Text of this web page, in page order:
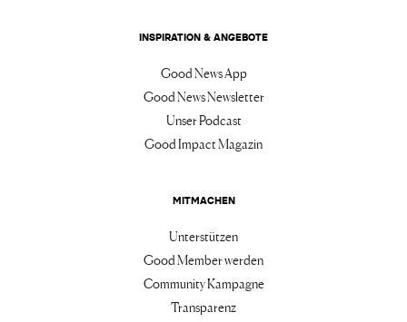
INSPIRATION & ANGEBOTE
Good News App
Good News Newsletter
Unser Podcast
Good Impact Magazin
MITMACHEN
Unterstützen
Good Member werden
Community Kampagne
Transparenz